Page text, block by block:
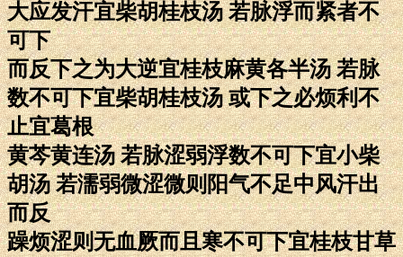
大应发汗宜柴胡桂枝汤 若脉浮而紧者不
可下
而反下之为大逆宜桂枝麻黄各半汤 若脉
数不可下宜柴胡桂枝汤 或下之必烦利不
止宜葛根
黄芩黄连汤 若脉涩弱浮数不可下宜小柴
胡汤 若濡弱微涩微则阳气不足中风汗出
而反
躁烦涩则无血厥而且寒不可下宜桂枝甘草